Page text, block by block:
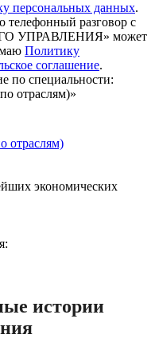
персональных данных.
телефонный разговор с
УПРАВЛЕНИЯ» может
Политику
соглашение.
по специальности:
отраслям)»
отраслям)
экономических
истории